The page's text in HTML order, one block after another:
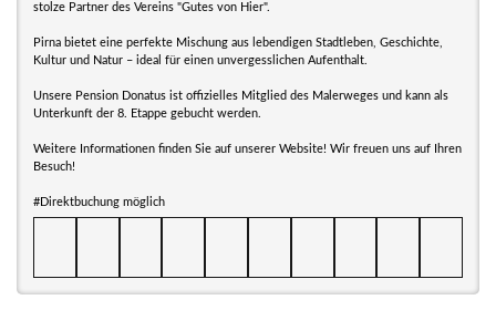
stolze Partner des Vereins "Gutes von Hier".
Pirna bietet eine perfekte Mischung aus lebendigen Stadtleben, Geschichte,
Kultur und Natur – ideal für einen unvergesslichen Aufenthalt.
Unsere Pension Donatus ist offizielles Mitglied des Malerweges und kann als
Unterkunft der 8. Etappe gebucht werden.
Weitere Informationen finden Sie auf unserer Website! Wir freuen uns auf Ihren
Besuch!
#Direktbuchung möglich